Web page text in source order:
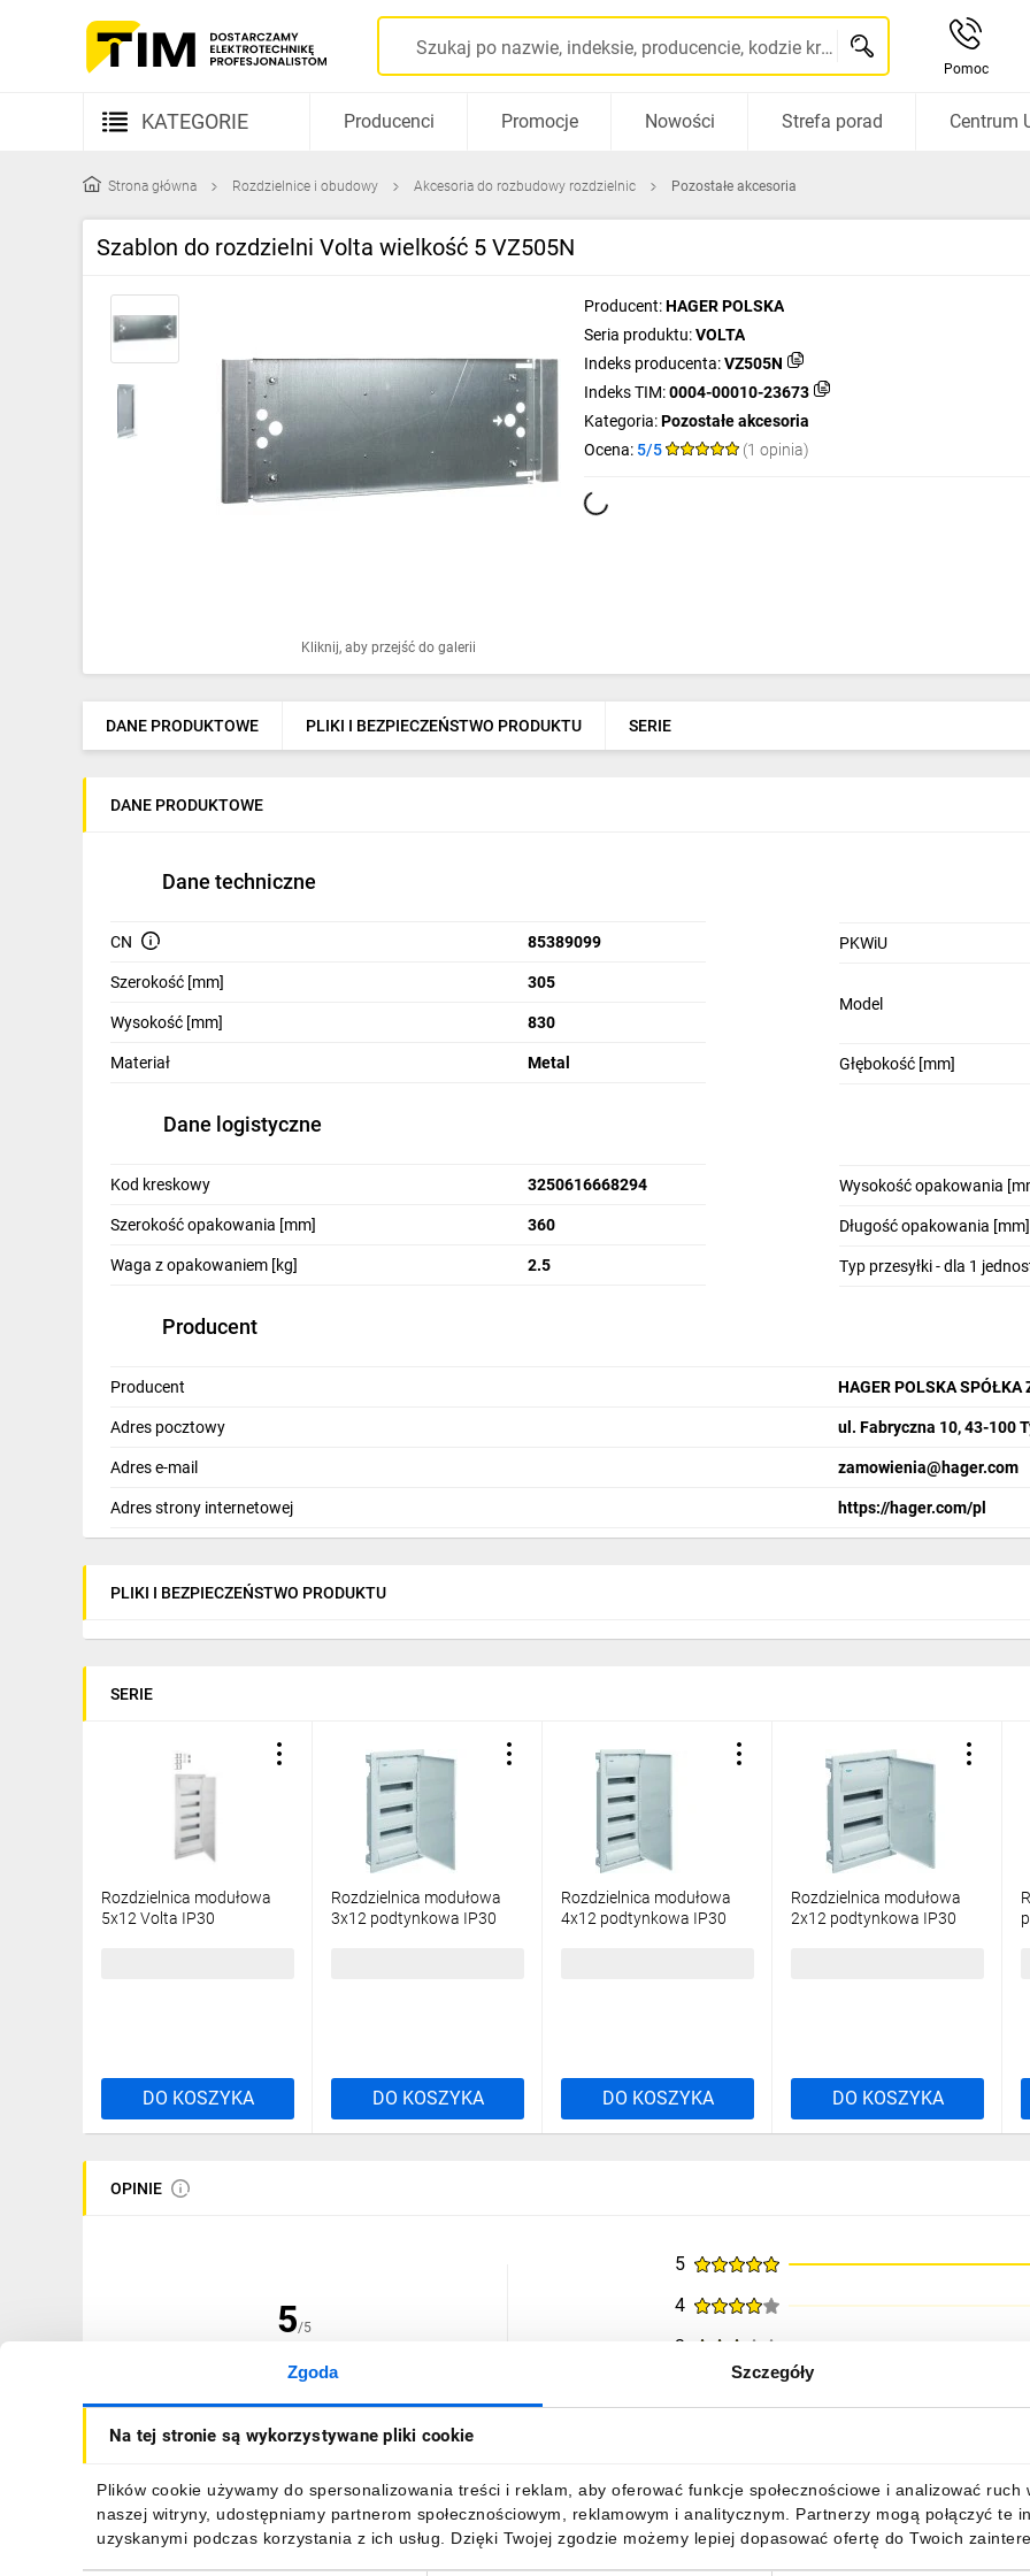
Zgoda Szczegóły
Na tej stronie są wykorzystywane pliki cookie
Plików cookie używamy do spersonalizowania treści i reklam, aby oferować funkcje społecznościowe i analizować
naszej witryny, udostępniamy partnerom społecznościowym, reklamowym i analitycznym. Partnerzy mogą połączyć
uzyskanymi podczas korzystania z ich usług. Dzięki Twojej zgodzie możemy lepiej dopasować ofertę do Twoich
Szukaj po nazwie, indeksie, producencie, kodzie kreskowym...
Pomoc
KATEGORIE
Kable i przewody
Oprawy oświetleniowe
Ogrzewanie
Elektronarzędzia i mierniki
Dom i ogród
Budowa i Remont
Elektronika
Smart home
Elektromobilność
Wentylacja i rekuperacja
Producenci Promocje Nowości Strefa porad Centrum
Strona główna Rozdzielnice i obudowy Akcesoria do rozbudowy rozdzielnic Pozostałe akcesoria
Szablon do rozdzielni Volta wielkość 5 VZ505N
Kliknij, aby przejść do galerii
Producent:HAGER POLSKA
Seria produktu:VOLTA
Indeks producenta:VZ505N
Indeks TIM:0004-00010-23673
Kategoria:Pozostałe akcesoria
Ocena: 5/5 (1 opinia)
DANE PRODUKTOWE PLIKI I BEZPIECZEŃSTWO PRODUKTU SERIE
DANE PRODUKTOWE
Dane techniczne
CN 85389099
Szerokość [mm] 305
Wysokość [mm] 830
Materiał Metal
PKWiU
Model
Głębokość [mm]
Dane logistyczne
Kod kreskowy 3250616668294
Szerokość opakowania [mm] 360
Waga z opakowaniem [kg] 2.5
Wysokość opakowania
Długość opakowania [mm]
Typ przesyłki - dla 1
Producent
Producent HAGER POLSKA SPÓŁKA
Adres pocztowy ul. Fabryczna 10, 43-100
Adres e-mail zamowienia@hager.com
Adres strony internetowej https://hager.com/pl
PLIKI I BEZPIECZEŃSTWO PRODUKTU
SERIE
Rozdzielnica modułowa
5x12 Volta IP30
DO KOSZYKA
Rozdzielnica modułowa
3x12 podtynkowa IP30
DO KOSZYKA
Rozdzielnica modułowa
4x12 podtynkowa IP30
DO KOSZYKA
Rozdzielnica modułowa
2x12 podtynkowa IP30
DO KOSZYKA
OPINIE
5/5
(1 opinia)
5
4
3
19.12.2017 | Opinia niezweryfikowana zakupem
Szablon do rozdzielni Volta wielkość 5 VZ505N. Produkt solidny, dobrze wykonany, łatwy montaż.